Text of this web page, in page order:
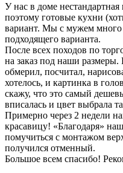
У нас в доме
поэтому готовые кухни
вариант. Мы с мужем
подходящего варианта.
После всех походов по
на заказ под наши
обмерил, посчитал,
хотелось, и картинка в
скажу, что это самый
вписалась и цвет выбрала
Примерно через 2 недели
красавицу! «Благодаря»
помучиться с монтажом
получился отменный.
Большое всем спасибо!